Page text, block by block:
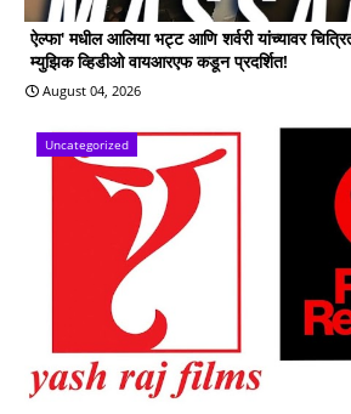
ऐल्फा' मधील आलिया भट्ट आणि शर्वरी यांच्यावर
म्युझिक व्हिडीओ वायआरएफ कडून प्रदर्शित!
August 04, 2026
Uncategorized